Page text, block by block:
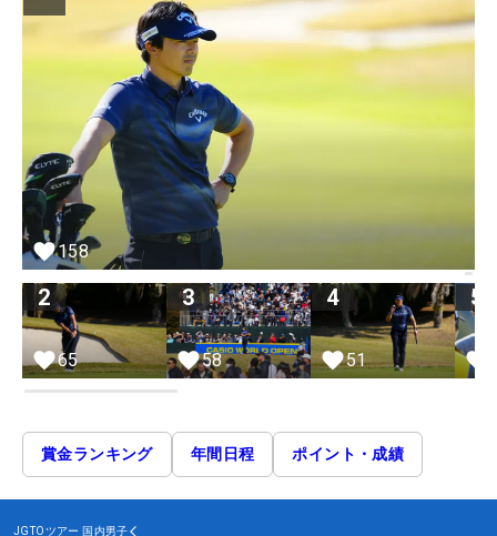
158
2
65
3
58
4
51
5
賞金ランキング 年間日程 ポイント・成績
JGTOツアー 国内男子